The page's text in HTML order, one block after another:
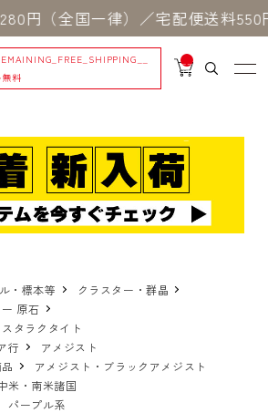
全国一律）／宅配便送料550円
料
__
IT
_
・標本等
クラスター・群晶
原石
タラクタイト
行
アメジスト
アメジスト・ブラックアメジスト
米・南米諸国
パープル系